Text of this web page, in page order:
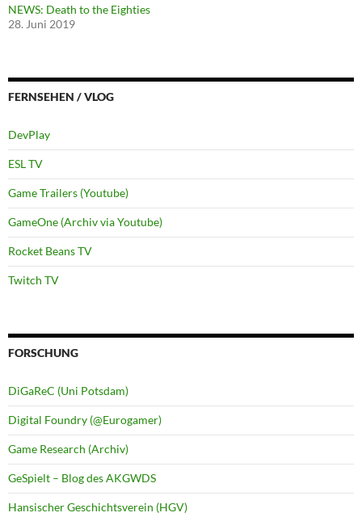
NEWS: Death to the Eighties
28. Juni 2019
FERNSEHEN / VLOG
DevPlay
ESL TV
Game Trailers (Youtube)
GameOne (Archiv via Youtube)
Rocket Beans TV
Twitch TV
FORSCHUNG
DiGaReC (Uni Potsdam)
Digital Foundry (@Eurogamer)
Game Research (Archiv)
GeSpielt – Blog des AKGWDS
Hansischer Geschichtsverein (HGV)